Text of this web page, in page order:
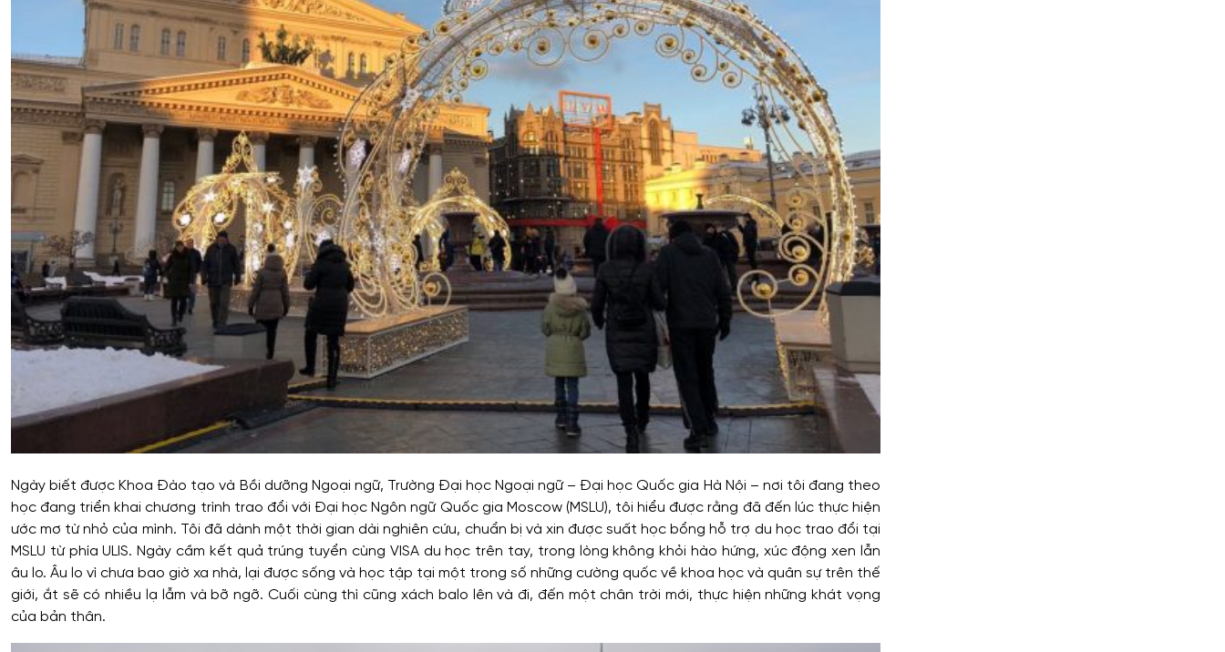
Ngày biết được Khoa Đào tạo và Bồi dưỡng Ngoại ngữ, Trường Đại học Ngoại ngữ – Đại học Quốc gia Hà Nội – nơi tôi đang theo
học đang triển khai chương trình trao đổi với Đại học Ngôn ngữ Quốc gia Moscow (MSLU), tôi hiểu được rằng đã đến lúc thực hiện
ước mơ từ nhỏ của mình. Tôi đã dành một thời gian dài nghiên cứu, chuẩn bị và xin được suất học bổng hỗ trợ du học trao đổi tại
MSLU từ phía ULIS. Ngày cầm kết quả trúng tuyển cùng VISA du học trên tay, trong lòng không khỏi hào hứng, xúc động xen lẫn
âu lo. Âu lo vì chưa bao giờ xa nhà, lại được sống và học tập tại một trong số những cường quốc về khoa học và quân sự trên thế
giới, ắt sẽ có nhiều lạ lẫm và bỡ ngỡ. Cuối cùng thì cũng xách balo lên và đi, đến một chân trời mới, thực hiện những khát vọng
của bản thân.